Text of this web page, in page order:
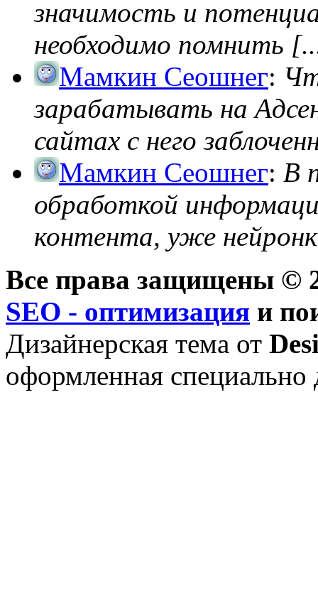
значимость и
необходимо помнить
Мамкин Сеошнег:
зарабатывать на
сайтах с него
Мамкин Сеошнег: В
обработкой
контента, уже
Все права защищены ©
SEO - оптимизация и
Дизайнерская тема от
оформленная